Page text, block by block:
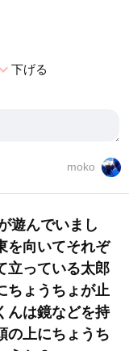
下げる
moko
遊んでいまし
を向いてそれぞ
立っている太郎
ちょうちょが止
んは鏡などを持
の上にちょうち